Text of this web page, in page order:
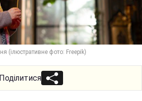
(ілюстративне фото: Freepik)
Поділитися